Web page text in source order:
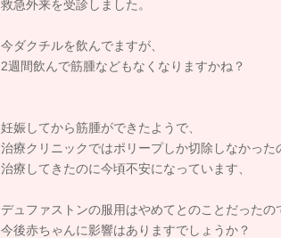
救急外来を受診しました。
今ダクチルを飲んでますが、
2週間飲んで筋腫などもなくなりますかね？
妊娠してから筋腫ができたようで、
治療クリニックではポリープしか切除しなかっ
治療してきたのに今頃不安になっています、
デュファストンの服用はやめてとのことだった
今後赤ちゃんに影響はありますでしょうか？